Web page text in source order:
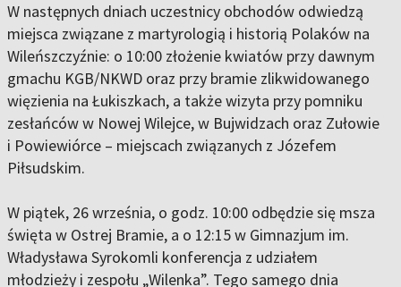
W następnych dniach uczestnicy obchodów odwiedzą
miejsca związane z martyrologią i historią Polaków na
Wileńszczyźnie: o 10:00 złożenie kwiatów przy dawnym
gmachu KGB/NKWD oraz przy bramie zlikwidowanego
więzienia na Łukiszkach, a także wizyta przy pomniku
zesłańców w Nowej Wilejce, w Bujwidzach oraz Zułowie
i Powiewiórce – miejscach związanych z Józefem
Piłsudskim.
W piątek, 26 września, o godz. 10:00 odbędzie się msza
święta w Ostrej Bramie, a o 12:15 w Gimnazjum im.
Władysława Syrokomli konferencja z udziałem
młodzieży i zespołu „Wilenka”. Tego samego dnia